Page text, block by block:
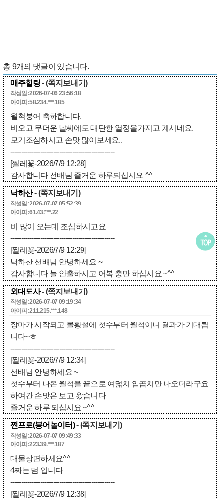
총 9개의 댓글이 있습니다.
매주힐링- (쪽지보내기)
작성일 :2026-07-06 23:56:18
아이피 :58.234.***.185
월척붕어 축하합니다.
비오고 무더운 날씨에도 대단한 열정을가지고 계시네요.
모기조심하시고 손맛 많이보세요..
-------------------------------------------------
[찔레꽃-2026/7/9 12:28]
감사합니다 선배님 즐거운 하루되십시요-^^
낙하산- (쪽지보내기)
작성일 :2026-07-07 05:52:39
아이피 :61.43.***.22
비 많이 오는데 조심하시고요
-------------------------------------------------
[찔레꽃-2026/7/9 12:29]
낙하산 선배님 안녕하세요 ~
감사합니다 늘 안출하시고 어복 충만 하십시요 ~^^
외대도사- (쪽지보내기)
작성일 :2026-07-07 09:19:34
아이피 :211.215.***.148
장마가 시작되고 몰황철에 첫수부터 월척이니 결과가 기대됩
니다~ㅎ
-------------------------------------------------
[찔레꽃-2026/7/9 12:34]
선배님 안녕하세요 ~
첫수부터 나온 월척을 끝으로 여덟치 입곱치만 나오더라구요
하여간 손맛은 보고 왔습니다
즐거운 하루 되십시요 ~^^
쩐프로(붕어놀이터)- (쪽지보내기)
작성일 :2026-07-07 09:49:33
아이피 :223.39.***.187
대물상면하세요^^
4짜는 덤 입니다
-------------------------------------------------
[찔레꽃-2026/7/9 12:38]